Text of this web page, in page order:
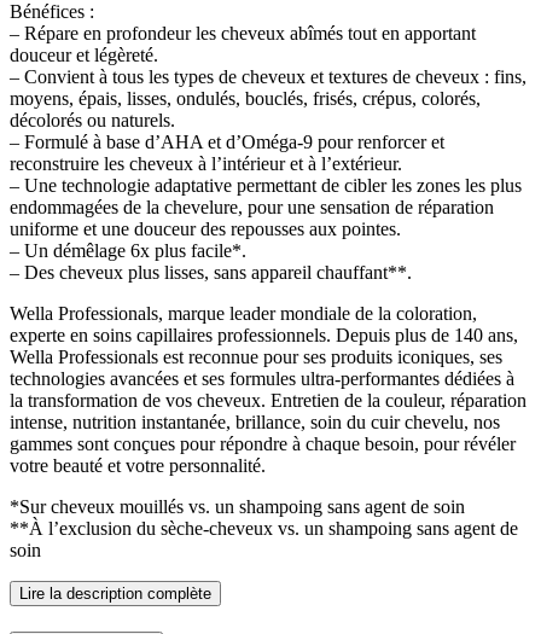
Bénéfices :
– Répare en profondeur les cheveux abîmés tout en apportant
douceur et légèreté.
– Convient à tous les types de cheveux et textures de cheveux : fins,
moyens, épais, lisses, ondulés, bouclés, frisés, crépus, colorés,
décolorés ou naturels.
– Formulé à base d’AHA et d’Oméga-9 pour renforcer et
reconstruire les cheveux à l’intérieur et à l’extérieur.
– Une technologie adaptative permettant de cibler les zones les plus
endommagées de la chevelure, pour une sensation de réparation
uniforme et une douceur des repousses aux pointes.
– Un démêlage 6x plus facile*.
– Des cheveux plus lisses, sans appareil chauffant**.
Wella Professionals, marque leader mondiale de la coloration,
experte en soins capillaires professionnels. Depuis plus de 140 ans,
Wella Professionals est reconnue pour ses produits iconiques, ses
technologies avancées et ses formules ultra-performantes dédiées à
la transformation de vos cheveux. Entretien de la couleur, réparation
intense, nutrition instantanée, brillance, soin du cuir chevelu, nos
gammes sont conçues pour répondre à chaque besoin, pour révéler
votre beauté et votre personnalité.
*Sur cheveux mouillés vs. un shampoing sans agent de soin
**À l’exclusion du sèche-cheveux vs. un shampoing sans agent de
soin
Lire la description complète